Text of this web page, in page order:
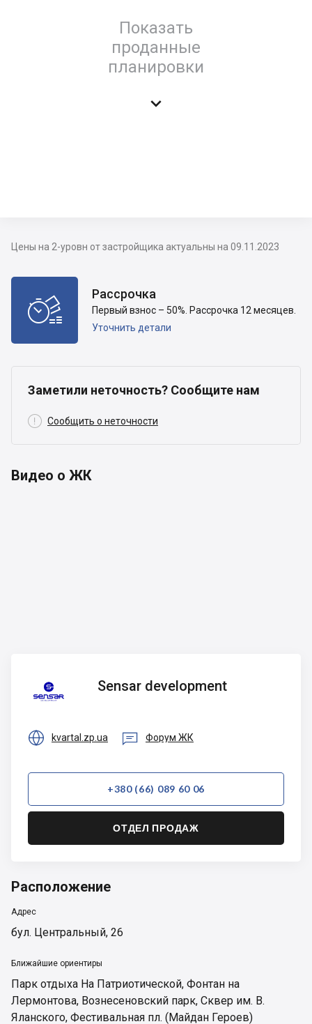
Показать
проданные
планировки

Цены на 2-уровн от застройщика актуальны на 09.11.2023

Рассрочка
Первый взнос – 50%. Рассрочка 12 месяцев.
Уточнить детали
Заметили неточность? Сообщите нам
 Сообщить о неточности
Видео о ЖК
development
Sensar development
 kvartal.zp.ua  Форум ЖК
+380 (66) 089 60 06
ОТДЕЛ ПРОДАЖ
Расположение
Адрес
бул. Центральный, 26
Ближайшие ориентиры
Парк отдыха На Патриотической, Фонтан на
Лермонтова, Вознесеновский парк, Сквер им. В.
Яланского, Фестивальная пл. (Майдан Героев)